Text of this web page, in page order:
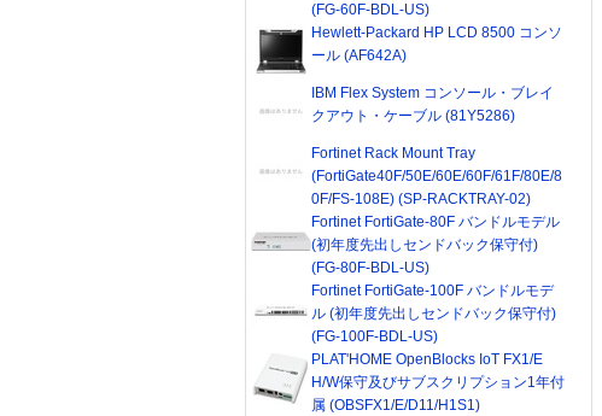
(FG-60F-BDL-US)
Hewlett-Packard HP LCD 8500 コンソ
ール (AF642A)
IBM Flex System コンソール・ブレイ
クアウト・ケーブル (81Y5286)
Fortinet Rack Mount Tray
(FortiGate40F/50E/60E/60F/61F/80E/8
0F/FS-108E) (SP-RACKTRAY-02)
Fortinet FortiGate-80F バンドルモデル
(初年度先出しセンドバック保守付)
(FG-80F-BDL-US)
Fortinet FortiGate-100F バンドルモデ
ル (初年度先出しセンドバック保守付)
(FG-100F-BDL-US)
PLAT'HOME OpenBlocks IoT FX1/E
H/W保守及びサブスクリプション1年付
属 (OBSFX1/E/D11/H1S1)